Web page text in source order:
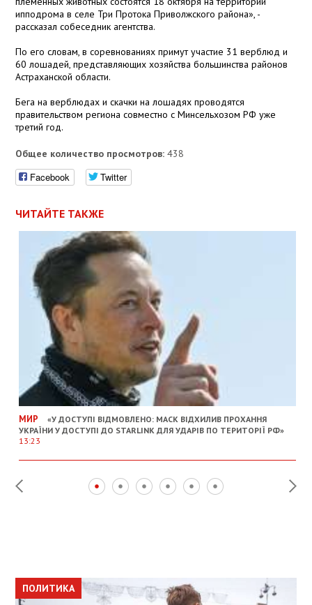
ипподрома в селе Три Протока Приволжского района», -
рассказал собеседник агентства.
По его словам, в соревнованиях примут участие 31 верблюд и
60 лошадей, представляющих хозяйства большинства районов
Астраханской области.
Бега на верблюдах и скачки на лошадях проводятся
правительством региона совместно с Минсельхозом РФ уже
третий год.
Общее количество просмотров: 438
Facebook Twitter
ЧИТАЙТЕ ТАКЖЕ
МИР
«У ДОСТУПІ ВІДМОВЛЕНО: МАСК ВІДХИЛИВ ПРОХАННЯ
УКРАЇНИ У ДОСТУПІ ДО STARLINK ДЛЯ УДАРІВ ПО ТЕРИТОРІЇ РФ»
13:23
ПОЛИТИКА
ПОЛИТИКА
ОБЩЕСТВО
ПОЛИТИКА
ЭКОНОМИКА